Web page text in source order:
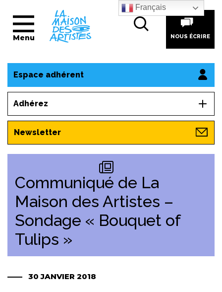
Menu NOUS ÉCRIRE
Espace adhérent
Adhérez
Newsletter
Communiqué de La
Maison des Artistes –
Sondage « Bouquet of
Tulips »
30 JANVIER 2018
Français